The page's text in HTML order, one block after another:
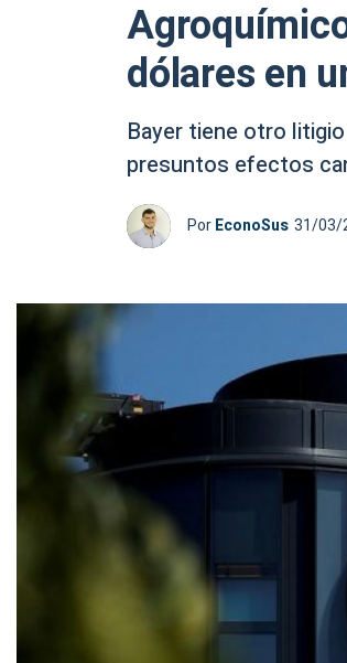
dólares en
Bayer tiene otro
presuntos efectos
PorEconoSus 31/03/